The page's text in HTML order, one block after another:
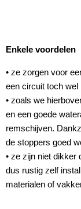
Enkele voordelen
• ze zorgen voor
een circuit toch wel
• zoals we
en een goede
remschijven.
de stoppers goed
• ze zijn niet dikker
dus rustig zelf
materialen of